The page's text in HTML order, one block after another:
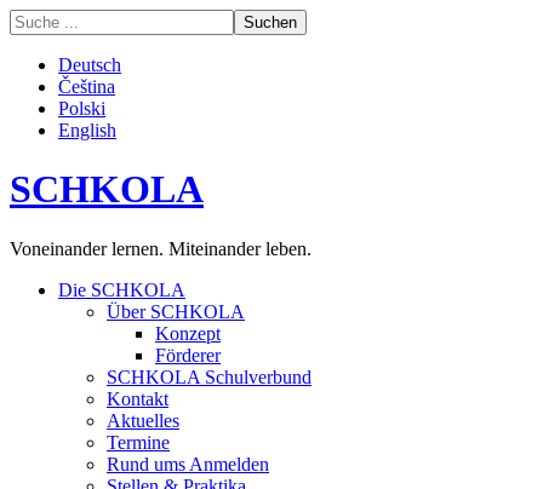
Deutsch
Čeština
Polski
English
SCHKOLA
Voneinander lernen. Miteinander leben.
Die SCHKOLA
Über SCHKOLA
Konzept
Förderer
SCHKOLA Schulverbund
Kontakt
Aktuelles
Termine
Rund ums Anmelden